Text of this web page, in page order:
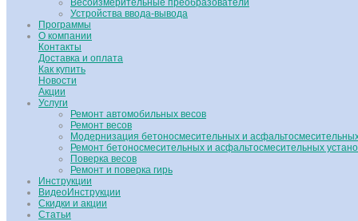
Весоизмерительные преобразователи
Устройства ввода-вывода
Программы
О компании
Контакты
Доставка и оплата
Как купить
Новости
Акции
Услуги
Ремонт автомобильных весов
Ремонт весов
Модернизация бетоносмесительных и
Ремонт бетоносмесительных и асфальтосмесительных
Поверка весов
Ремонт и поверка гирь
Инструкции
ВидеоИнструкции
Скидки и акции
Статьи